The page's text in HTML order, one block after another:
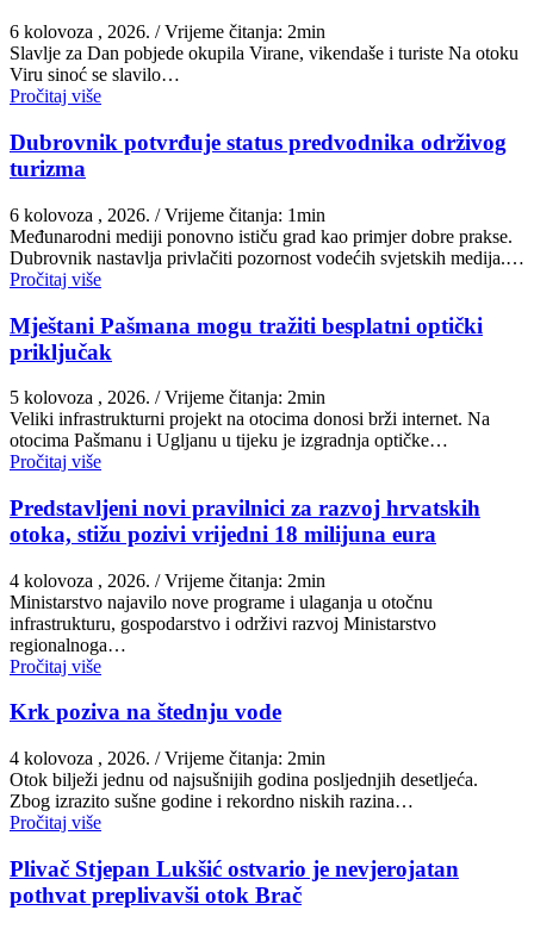
6 kolovoza , 2026. / Vrijeme čitanja: 2min
Slavlje za Dan pobjede okupila Virane, vikendaše i turiste Na otoku
Viru sinoć se slavilo…
Pročitaj više
Dubrovnik potvrđuje status predvodnika održivog
turizma
6 kolovoza , 2026. / Vrijeme čitanja: 1min
Međunarodni mediji ponovno ističu grad kao primjer dobre prakse.
Dubrovnik nastavlja privlačiti pozornost vodećih svjetskih medija.…
Pročitaj više
Mještani Pašmana mogu tražiti besplatni optički
priključak
5 kolovoza , 2026. / Vrijeme čitanja: 2min
Veliki infrastrukturni projekt na otocima donosi brži internet. Na
otocima Pašmanu i Ugljanu u tijeku je izgradnja optičke…
Pročitaj više
Predstavljeni novi pravilnici za razvoj hrvatskih
otoka, stižu pozivi vrijedni 18 milijuna eura
4 kolovoza , 2026. / Vrijeme čitanja: 2min
Ministarstvo najavilo nove programe i ulaganja u otočnu
infrastrukturu, gospodarstvo i održivi razvoj Ministarstvo
regionalnoga…
Pročitaj više
Krk poziva na štednju vode
4 kolovoza , 2026. / Vrijeme čitanja: 2min
Otok bilježi jednu od najsušnijih godina posljednjih desetljeća.
Zbog izrazito sušne godine i rekordno niskih razina…
Pročitaj više
Plivač Stjepan Lukšić ostvario je nevjerojatan
pothvat preplivavši otok Brač